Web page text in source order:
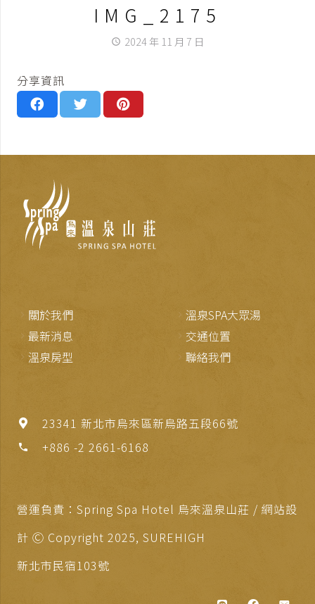
IMG_2175
access_time 2024 年 11 月 7 日
分享資訊
關於我們
最新消息
溫泉房型
溫泉SPA大眾湯
交通位置
聯絡我們
23341 新北市烏來區新烏路五段66號
phone +886 -2 2661-6168
營運負責：Spring Spa Hotel 烏來溫泉山莊 / 網站設
計 Ⓒ Copyright 2025, SUREHIGH
新北市民宿103號